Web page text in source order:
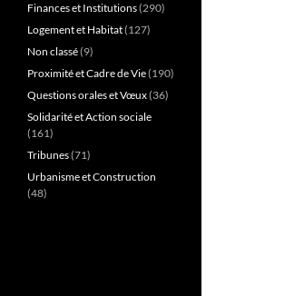
Finances et Institutions(290)
Logement et Habitat(127)
Non classé(9)
Proximité et Cadre de Vie(190)
Questions orales et Vœux(36)
Solidarité et Action sociale
(161)
Tribunes(71)
Urbanisme et Construction
(48)